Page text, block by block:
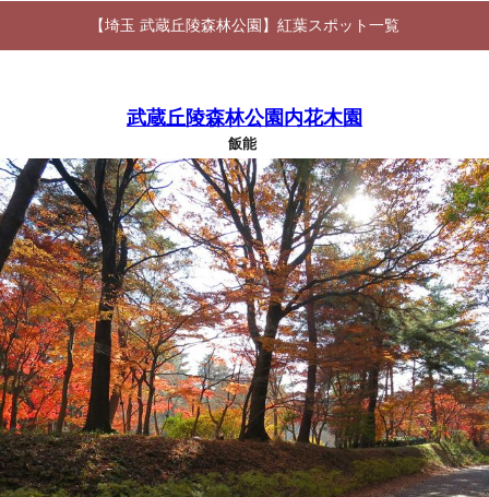
【埼玉 武蔵丘陵森林公園】紅葉スポット一覧
武蔵丘陵森林公園内花木園
飯能